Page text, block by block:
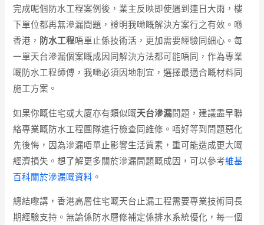
完成呢個防水工程案例後，業主反映即使遇到連日大雨，樓
下單位都再無滲漏問題，證明我哋嘅解決方案行之有效。喺
香港， 防水工程唔單止係技術活，更加需要經驗同細心。每
一單天台滲漏個案嘅成因同解決方法都可能唔同，作為專業
嘅防水工程師傅，我哋必須因地制宜，選擇最適合嘅材料同
施工方案。
如果你嘅住宅或大廈亦有類似嘅天台滲漏問題，建議盡早聯
絡專業嘅防水工程團隊進行檢查同維修。唔好等到問題惡化
先後悔，因為滲漏唔單止影響生活質素，重可能造成更大嘅
經濟損失。想了解更多關於滲漏問題嘅成因，可以參考維基
百科關於滲漏嘅資料 。
總結嚟講，香港高層住宅嘅天台止漏工程需要專業技術同長
期經驗支持。無論係防水層修補定係排水系統優化，每一個